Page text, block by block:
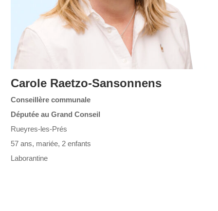
Carole Raetzo-Sansonnens
Conseillère communale
Députée au Grand Conseil
Rueyres-les-Prés
57 ans, mariée, 2 enfants
Laborantine